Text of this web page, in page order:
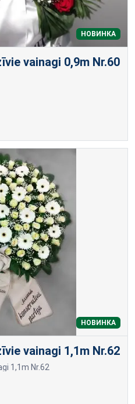
НОВИНКА
vainagi 0,9m Nr.60
НОВИНКА
vainagi 1,1m Nr.62
1,1m Nr.62